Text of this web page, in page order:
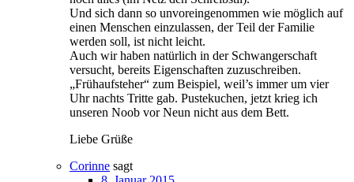
Und sich dann so unvoreingenommen wie möglich auf
einen Menschen einzulassen, der Teil der Familie
werden soll, ist nicht leicht.
Auch wir haben natürlich in der Schwangerschaft
versucht, bereits Eigenschaften zuzuschreiben.
„Frühaufsteher“ zum Beispiel, weil’s immer um vier
Uhr nachts Tritte gab. Pustekuchen, jetzt krieg ich
unseren Noob vor Neun nicht aus dem Bett.
Liebe Grüße
Corinne sagt